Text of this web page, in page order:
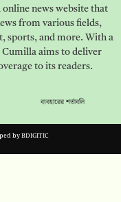
online news website that
from various fields,
sports, and more. With a
aims to deliver
to its readers.
ব্যবহারের শর্তাবলি
byBDIGITIC